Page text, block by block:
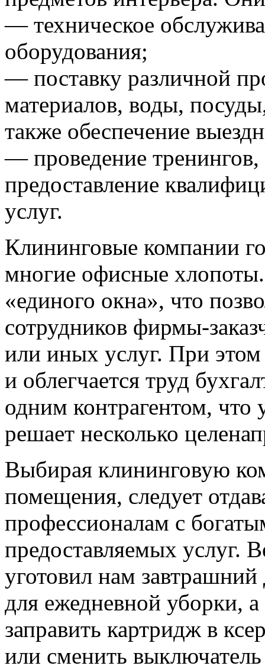
— техническое
оборудования;
— поставку различной
материалов, воды,
также обеспечение
— проведение
предоставление
услуг.
Клининговые компании
многие офисные
«единого окна», что
сотрудников фирмы-
или иных услуг. При
и облегчается труд
одним контрагентом, что
решает несколько
Выбирая клининговую
помещения, следует
профессионалам с
предоставляемых услуг.
уготовил нам
для ежедневной уборки,
заправить картридж в
или сменить выключатель